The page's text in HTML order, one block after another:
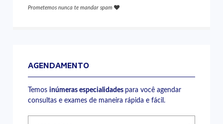
Prometemos nunca te mandar spam
AGENDAMENTO
Temosinúmeras especialidades para você agendar
consultas e exames de maneira rápida e fácil.